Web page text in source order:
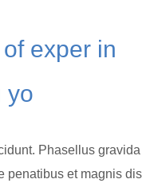
exper in
yo
Phasellus gravida
penatibus et magnis dis